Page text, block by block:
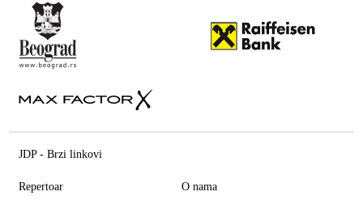
JDP - Brzi linkovi
Repertoar
O nama